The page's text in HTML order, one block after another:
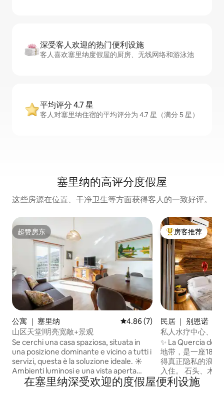
深受客人欢迎的热门便利设施
客人喜欢塞里纳度假屋的厨房、无线网络和游泳池
平均评分 4.7 星
客人对塞里纳住宿的平均评分为 4.7 星（满分 5 星）
塞里纳的高评分度假屋
这些房源在位置、干净卫生等方面获得客人的一致好评。
超赞房东
超赞房东
公寓 ｜ 塞里纳 平均评分 4.86 分（满分 5 分）
4.86 (7)
山区天堂|明亮宽敞+景观
Se cerchi una casa spaziosa, situata in
una posizione dominante e vicino a tutti i
servizi, questa è la soluzione ideale. ☀️
Ambienti luminosi e una vista aperta
sulle montagne, visibile da ogni stanza
principale. Che siate un gruppo di amici
热门「房客推荐」
房客推荐
民居 ｜ 别恩诺
私人水疗中心、按
卑斯山景观的豪华
✨ La Quercia del
地带，是一座18世
得真正隐私的浪漫
入住。 石头、木
人水疗中心，配有
和高山景观。 带🛏️ 独立浴室的加大双人床
在塞里纳深受欢迎的度假屋便利设施